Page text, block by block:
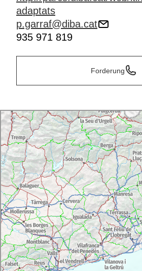
adaptats
p.garraf@diba.cat
935 971 819
Forderung